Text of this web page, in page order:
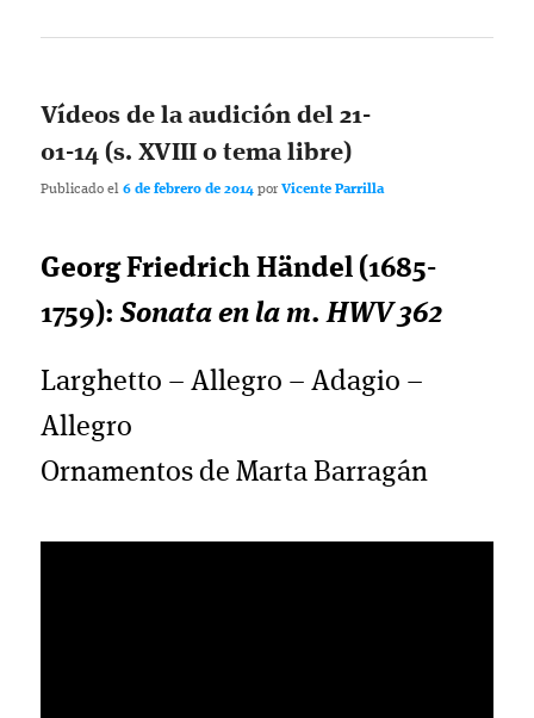
Vídeos de la audición del 21-
01-14 (s. XVIII o tema libre)
Publicado el6 de febrero de 2014 porVicente Parrilla
Georg Friedrich Händel (1685-
1759):Sonata en la m. HWV 362
Larghetto – Allegro – Adagio –
Allegro
Ornamentos de Marta Barragán